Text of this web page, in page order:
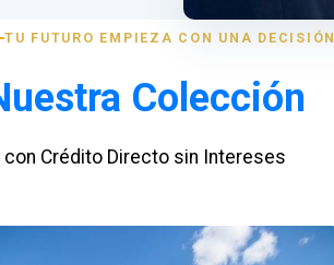
TU FUTURO EMPIEZA CON UNA DECISIÓN
Colección
con Crédito Directo sin Intereses